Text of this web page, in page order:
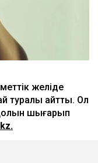
желіде
туралы айтты. Ол
шығарып